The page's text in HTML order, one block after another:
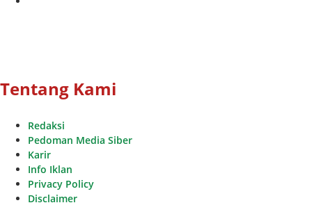
Tentang Kami
Redaksi
Pedoman Media Siber
Karir
Info Iklan
Privacy Policy
Disclaimer